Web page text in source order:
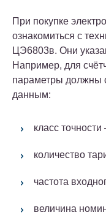
При покупке
ознакомиться с
ЦЭ6803в. Они
Например, для
параметры должны
данным:
класс точности
количество
частота
величина